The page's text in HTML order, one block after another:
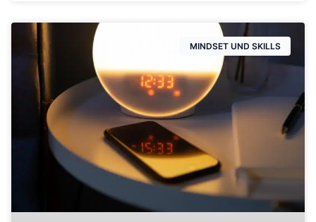
MINDSET UND SKILLS